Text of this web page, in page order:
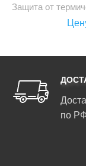
Защита от
по